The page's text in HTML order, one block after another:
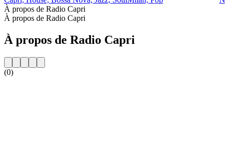
À propos de Radio Capri
À propos de Radio Capri
À propos de Radio Capri
(0)